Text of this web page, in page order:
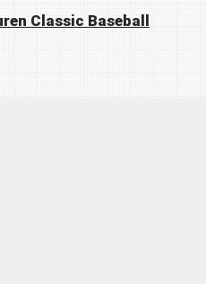
Classic Baseball